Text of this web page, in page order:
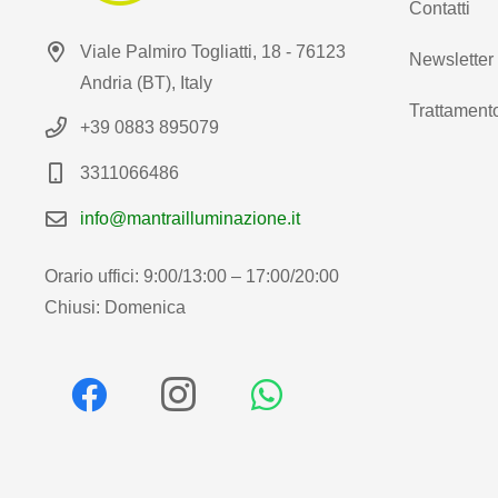
Viale Palmiro Togliatti, 18 - 76123
Andria (BT), Italy
+39 0883 895079
3311066486
info@mantrailluminazione.it
Orario uffici: 9:00/13:00 – 17:00/20:00
Chiusi: Domenica
Contatti
Newsletter